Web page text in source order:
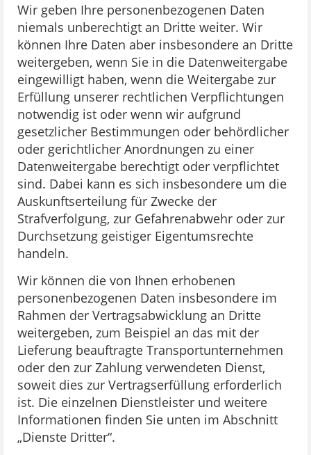
Wir geben Ihre personenbezogenen Daten
niemals unberechtigt an Dritte weiter. Wir
können Ihre Daten aber insbesondere an Dritte
weitergeben, wenn Sie in die Datenweitergabe
eingewilligt haben, wenn die Weitergabe zur
Erfüllung unserer rechtlichen Verpflichtungen
notwendig ist oder wenn wir aufgrund
gesetzlicher Bestimmungen oder behördlicher
oder gerichtlicher Anordnungen zu einer
Datenweitergabe berechtigt oder verpflichtet
sind. Dabei kann es sich insbesondere um die
Auskunftserteilung für Zwecke der
Strafverfolgung, zur Gefahrenabwehr oder zur
Durchsetzung geistiger Eigentumsrechte
handeln.
Wir können die von Ihnen erhobenen
personenbezogenen Daten insbesondere im
Rahmen der Vertragsabwicklung an Dritte
weitergeben, zum Beispiel an das mit der
Lieferung beauftragte Transportunternehmen
oder den zur Zahlung verwendeten Dienst,
soweit dies zur Vertragserfüllung erforderlich
ist. Die einzelnen Dienstleister und weitere
Informationen finden Sie unten im Abschnitt
„Dienste Dritter“.